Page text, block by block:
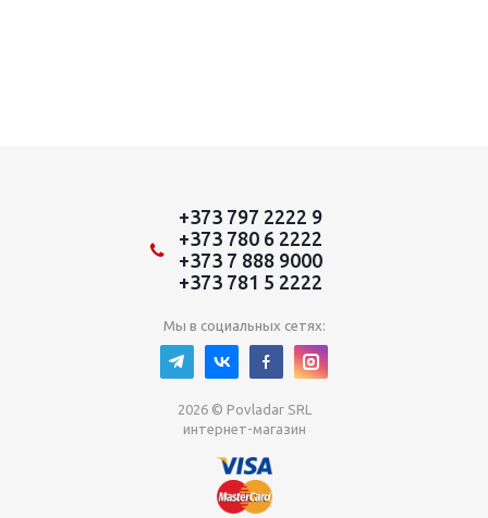
+373 797 2222 9
+373 780 6 2222
+373 7 888 9000
+373 781 5 2222
Мы в социальных сетях:
2026 © Povladar SRL
интернет-магазин